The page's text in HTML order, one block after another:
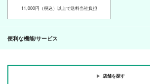
11,000円（税込）以上で送料当社負担
便利な機能/サービス
店舗を探す